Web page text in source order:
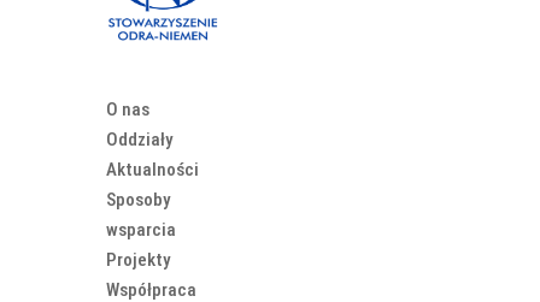
O nas
Oddziały
Aktualności
Sposoby
wsparcia
Projekty
Współpraca